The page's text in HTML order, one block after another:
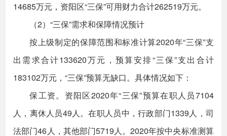
14685万元，资阳区“三保”可用财力合计262519万元。
（2）“三保”需求和保障情况预计
按上级制定的保障范围和标准计算2020年“三保”支
出需求合计133620万元，预算安排“三保”支出合计
183102万元，“三保”预算无缺口。具体情况如下：
保工资。资阳区2020年“三保”预算在职人员7104
人，离休人员49人。在职人员中，行政部门1339人，司
法部门46人，其他部门5719人。2020年按中央标准测算